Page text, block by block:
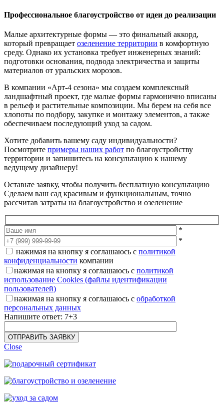
Профессиональное благоустройство от идеи до реализации
Малые архитектурные формы — это финальный аккорд,
который превращает озеленение территории в комфортную
среду. Однако их установка требует инженерных знаний:
подготовки основания, подвода электричества и защиты
материалов от уральских морозов.
В компании «Арт-4 сезона» мы создаем комплексный
ландшафтный проект, где малые формы гармонично вписаны
в рельеф и растительные композиции. Мы берем на себя все
хлопоты по подбору, закупке и монтажу элементов, а также
обеспечиваем последующий уход за садом.
Хотите добавить вашему саду индивидуальности?
Посмотрите примеры наших работ по благоустройству
территории и запишитесь на консультацию к нашему
ведущему дизайнеру!
Оставьте заявку, чтобы получить бесплатную консультацию
Сделаем ваш сад красивым и функциональным, точно
рассчитав затраты на благоустройство и озеленение
*
*
нажимая на кнопку я соглашаюсь с политикой
конфиденциальности компании
нажимая на кнопку я соглашаюсь с политикой
использование Cookies (файлы идентификации
пользователей)
нажимая на кнопку я соглашаюсь с обработкой
персональных данных
Напишите ответ: 7+3
Close